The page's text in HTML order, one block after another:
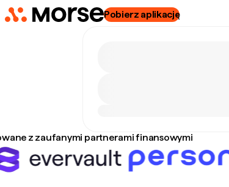
Pobierz aplikację
z zaufanymi partnerami finansowymi